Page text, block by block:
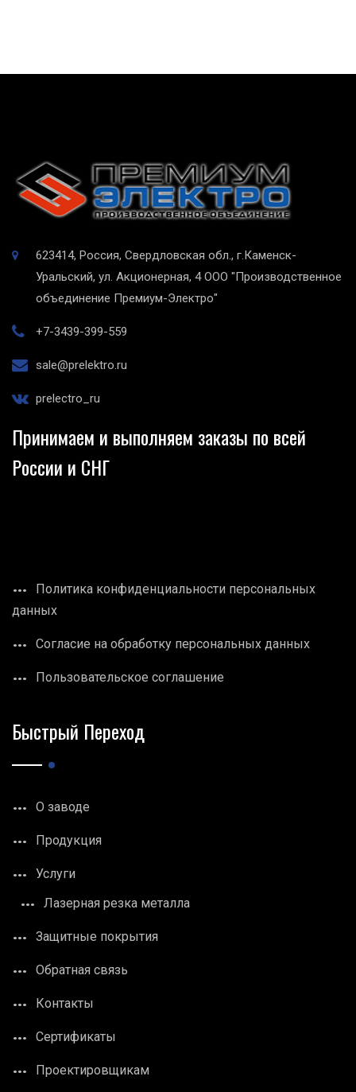
623414, Россия, Свердловская обл., г.Каменск-
Уральский, ул. Акционерная, 4 ООО "Производственное
объединение Премиум-Электро"
+7-3439-399-559
sale@prelektro.ru
prelectro_ru
Принимаем и выполняем заказы по всей
России и СНГ
Политика конфиденциальности персональных
данных
Согласие на обработку персональных данных
Пользовательское соглашение
Быстрый Переход
О заводе
Продукция
Услуги
Лазерная резка металла
Защитные покрытия
Обратная связь
Контакты
Сертификаты
Проектировщикам